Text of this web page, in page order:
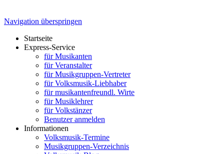
Navigation überspringen
Startseite
Express-Service
für Musikanten
für Veranstalter
für Musikgruppen-Vertreter
für Volksmusik-Liebhaber
für musikantenfreundl. Wirte
für Musiklehrer
für Volkstänzer
Benutzer anmelden
Informationen
Volksmusik-Termine
Musikgruppen-Verzeichnis